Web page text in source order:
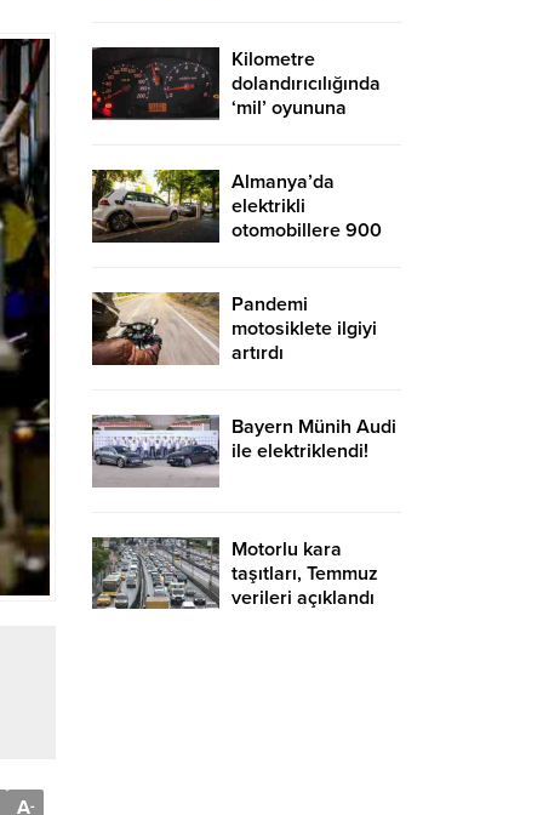
A-
Kilometre
dolandırıcılığında
‘mil’ oyununa
Almanya’da
elektrikli
otomobillere 900
Pandemi
motosiklete ilgiyi
artırdı
Bayern Münih Audi
ile elektriklendi!
Motorlu kara
taşıtları, Temmuz
verileri açıklandı